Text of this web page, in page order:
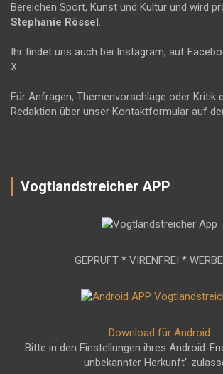
Bereichen Sport, Kunst und Kultur und wird
Stephanie Rössel .
Ihr findet uns auch bei Instagram, auf
X.
Für Anfragen, Themenvorschläge oder Kritik
Redaktion über unser Kontaktformular auf
Vogtlandstreicher APP
GEPRÜFT * VIRENFREI *
Download für Android
Bitte in den Einstellungen ihres Android-
unbekannter Herkunft"